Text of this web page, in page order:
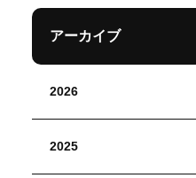
アーカイブ
2026
2025